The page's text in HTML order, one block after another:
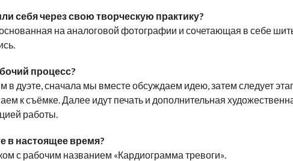
себя через свою творческую практику?
на аналоговой фотографии и сочетающая в себе
процесс?
в дуэте, сначала мы вместе обсуждаем идею, затем следует
к съёмке. Далее идут печать и дополнительная
работы.
в настоящее время?
с рабочим названием «Кардиограмма тревоги».